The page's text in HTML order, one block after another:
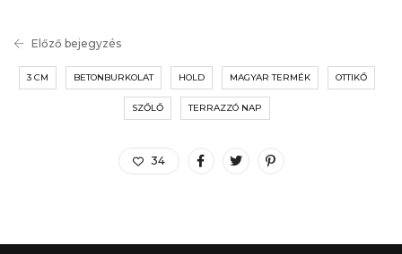
Előző bejegyzés
3 CM BETONBURKOLAT HOLD MAGYAR TERMÉK OTTIKŐ
SZŐLŐ TERRAZZÓ NAP
34